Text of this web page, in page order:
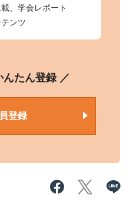
、学会レポート
ンツ
んたん登録 ／
登録